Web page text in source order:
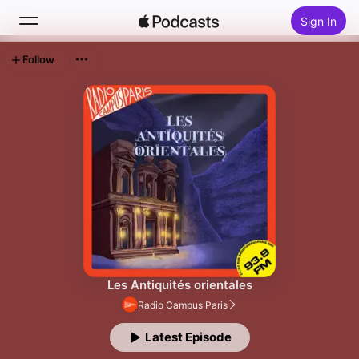
Sign In
Les Antiquités orientales
Radio Campus Paris
Latest Episode
Follow